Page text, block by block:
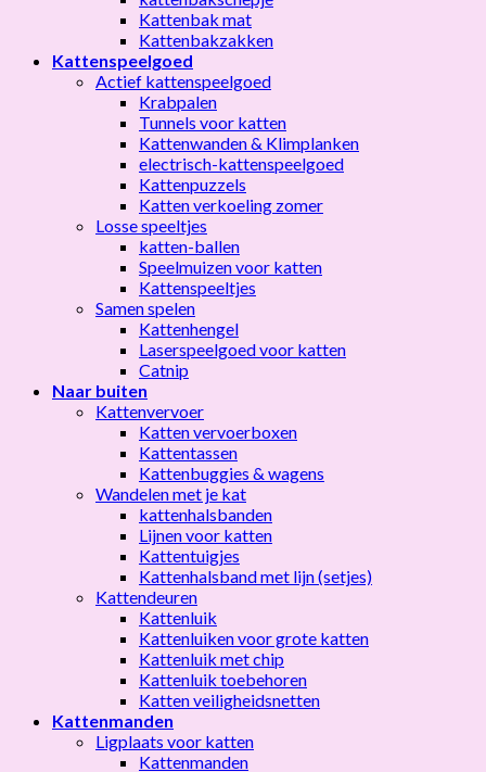
Kattenbak mat
Kattenbakzakken
Kattenspeelgoed
Actief kattenspeelgoed
Krabpalen
Tunnels voor katten
Kattenwanden & Klimplanken
electrisch-kattenspeelgoed
Kattenpuzzels
Katten verkoeling zomer
Losse speeltjes
katten-ballen
Speelmuizen voor katten
Kattenspeeltjes
Samen spelen
Kattenhengel
Laserspeelgoed voor katten
Catnip
Naar buiten
Kattenvervoer
Katten vervoerboxen
Kattentassen
Kattenbuggies & wagens
Wandelen met je kat
kattenhalsbanden
Lijnen voor katten
Kattentuigjes
Kattenhalsband met lijn (setjes)
Kattendeuren
Kattenluik
Kattenluiken voor grote katten
Kattenluik met chip
Kattenluik toebehoren
Katten veiligheidsnetten
Kattenmanden
Ligplaats voor katten
Kattenmanden